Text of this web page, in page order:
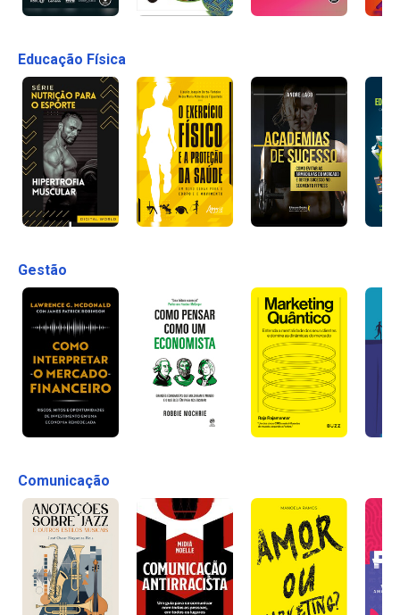
Educação Física
Gestão
Comunicação